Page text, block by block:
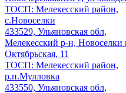
ТОСП: Мелекесский район,
с.Новоселки
433529, Ульяновская обл,
Мелекесский р-н, Новоселки
Октябрьская, 11
ТОСП: Мелекесский район,
р.п.Мулловка
433550, Ульяновская обл,